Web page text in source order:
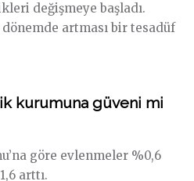
değişmeye başladı.
artması bir tesadüf
kurumuna güveni mi
göre evlenmeler %0,6
arttı.